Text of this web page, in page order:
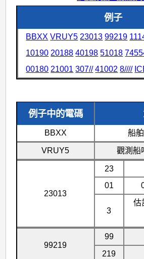
例子
BBXX VRUY5 23013 99219
10190 20188 40198 51018
00180 21001 307// 41002 8////
例子中的電碼
BBXX 船
VRUY5 觀測船
23013
23
01
3
估
99219
99
219